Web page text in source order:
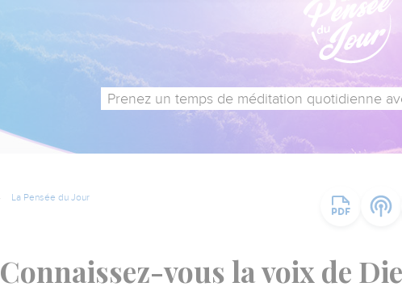
Prenez un temps de méditation quotidienne
La Pensée du Jour
Connaissez-vous la voix de